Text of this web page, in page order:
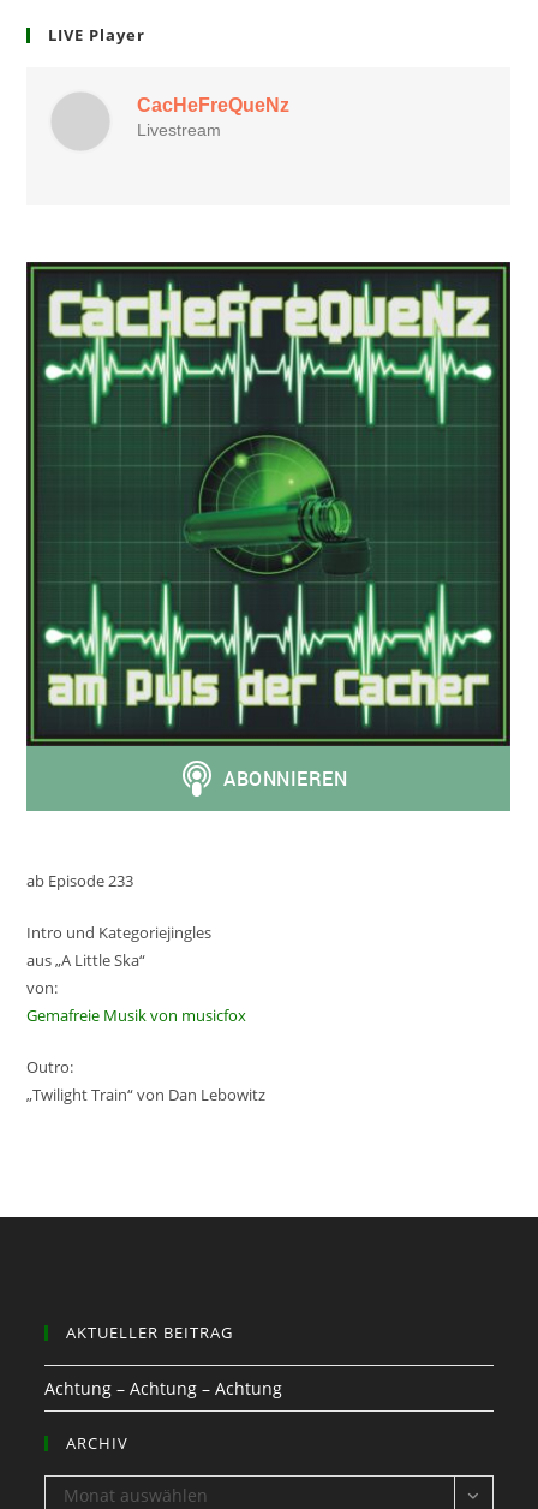
LIVE Player
ab Episode 233
Intro und Kategoriejingles
aus „A Little Ska“
von:
Gemafreie Musik von musicfox
Outro:
„Twilight Train“ von Dan Lebowitz
AKTUELLER BEITRAG
Achtung – Achtung – Achtung
ARCHIV
ARCHIV
Monat auswählen